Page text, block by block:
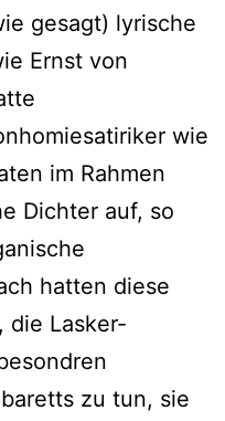
gesagt) lyrische
Ernst von
wie
im Rahmen
Dichter auf, so
hatten diese
die Lasker-
zu tun, sie